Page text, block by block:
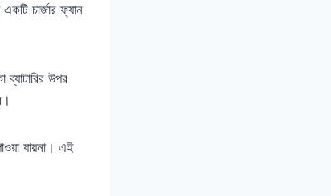
চার্জার ফ্যান
ব্যাটারির উপর
যায়না। এই